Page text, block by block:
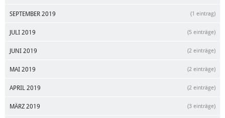
SEPTEMBER 2019 (1 eintrag)
JULI 2019 (5 einträge)
JUNI 2019 (2 einträge)
MAI 2019 (2 einträge)
APRIL 2019 (2 einträge)
MÄRZ 2019 (3 einträge)